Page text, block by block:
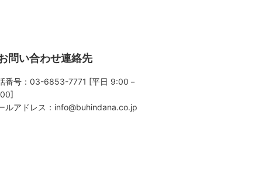
問い合わせ連絡先
番号：03-6853-7771 [平日 9:00－
ルアドレス： info@buhindana.co.jp